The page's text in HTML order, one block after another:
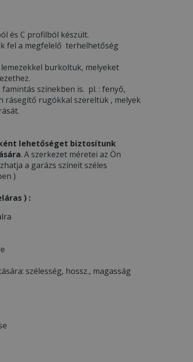
és C profilból készült.
fel a megfelelő terhelhetőség
burkoltuk, melyeket
színekben is. pl. : fenyő,
rásegítő rugókkal szereltük , melyek
lehetőséget biztosítunk
. A szerkezet méretei az Ön
a garázs színeit széles
)
) :
szélesség, hossz., magasság